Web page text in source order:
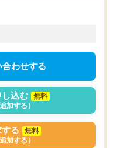
っ
加
に
わせする
込む
無料
加する）
る
無料
加する）